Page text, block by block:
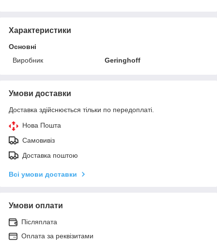
Характеристики
Основні
Виробник
Geringhoff
Умови доставки
Доставка здійснюється тільки по передоплаті.
Нова Пошта
Самовивіз
Доставка поштою
Всі умови доставки
Умови оплати
Післяплата
Оплата за реквізитами